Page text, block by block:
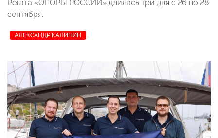
Регата «ОПОРЫ РОССИИ» длилась три дня с 26 по 28
сентября.
АЛЕКСАНДР КАЛИНИН